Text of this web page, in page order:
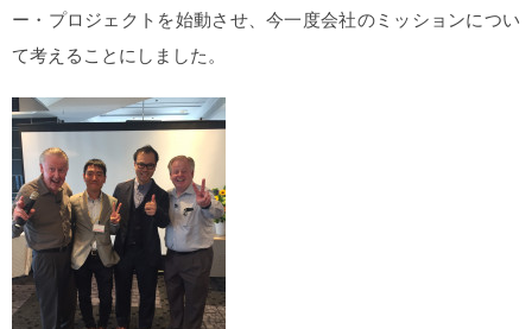
ー・プロジェクトを始動させ、今一度会社のミッションについ
て考えることにしました。